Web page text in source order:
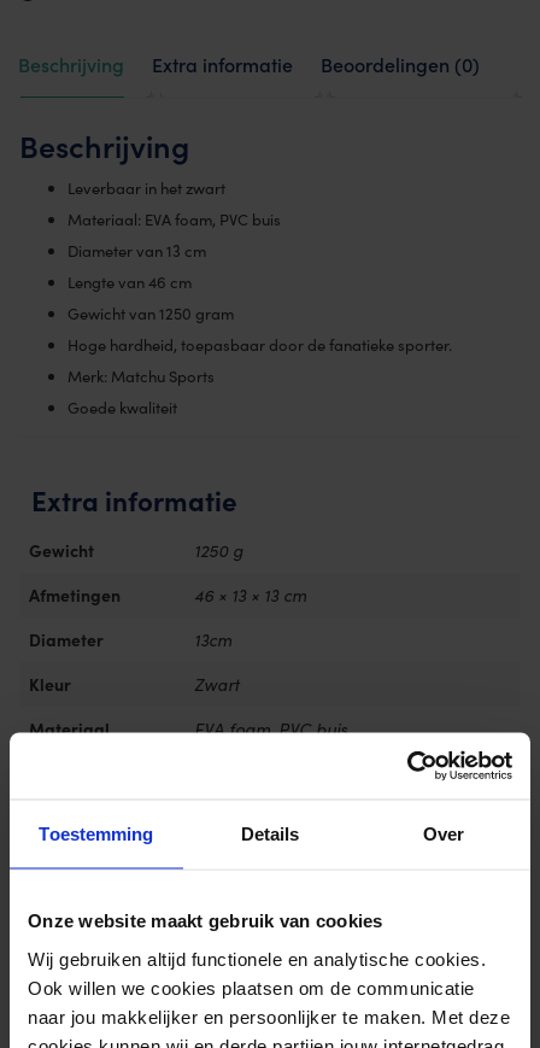
Toestemming Details Over
Onze website maakt gebruik van cookies
Wij gebruiken altijd functionele en analytische cookies.
Ook willen we cookies plaatsen om de communicatie
naar jou makkelijker en persoonlijker te maken. Met deze
Beschrijving Extra informatie Beoordelingen (0)
Beschrijving
Leverbaar in het zwart
Materiaal: EVA foam, PVC buis
Diameter van 13 cm
Lengte van 46 cm
Gewicht van 1250 gram
Hoge hardheid, toepasbaar door de fanatieke sporter.
Merk: Matchu Sports
Goede kwaliteit
Extra informatie
Gewicht 1250 g
Afmetingen 46 × 13 × 13 cm
Diameter 13cm
Kleur Zwart
Materiaal EVA foam, PVC buis
0.00/ 10
Schrijf review
Er zijn nog geen beoordelingen.